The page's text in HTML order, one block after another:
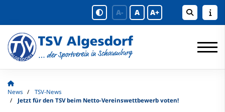
A- A A+
News
TSV-News
Jetzt für den TSV beim Netto-Vereinswettbewerb voten!